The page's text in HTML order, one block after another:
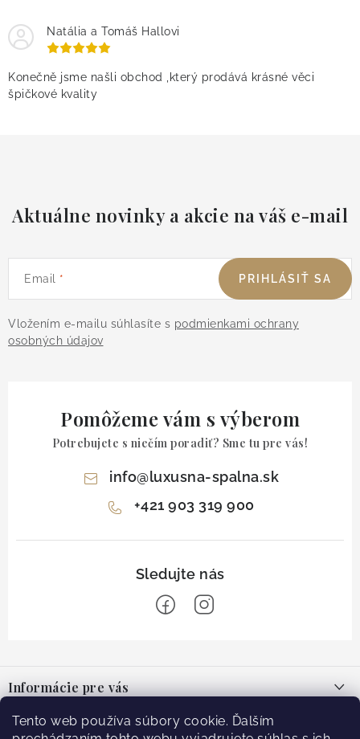
Tento web používa súbory cookie. Ďalším
Natália a Tomáš Hallovi
Konečně jsme našli obchod ,který prodává krásné věci
špičkové kvality
Aktuálne novinky a akcie na váš e-mail
Email
Vložením e-mailu súhlasíte s podmienkami ochrany
osobných údajov
PRIHLÁSIŤ SA
Pomôžeme vám s výberom
Potrebujete s niečím poradiť? Sme tu pre vás!
info@luxusna-spalna.sk
+421 903 319 900
pInformácie pre vás
O nás
Facebook